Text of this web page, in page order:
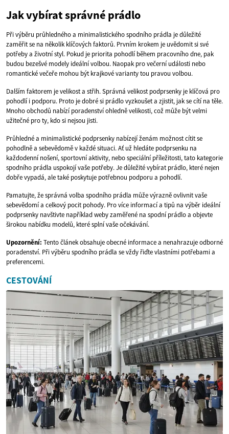
Jak vybírat správné prádlo
Při výběru průhledného a minimalistického spodního prádla je důležité
zaměřit se na několik klíčových faktorů. Prvním krokem je uvědomit si své
potřeby a životní styl. Pokud je priorita pohodlí během pracovního dne, pak
budou bezešvé modely ideální volbou. Naopak pro večerní události nebo
romantické večeře mohou být krajkové varianty tou pravou volbou.
Dalším faktorem je velikost a střih. Správná velikost podprsenky je klíčová pro
pohodlí i podporu. Proto je dobré si prádlo vyzkoušet a zjistit, jak se cítí na těle.
Mnoho obchodů nabízí poradenství ohledně velikosti, což může být velmi
užitečné pro ty, kdo si nejsou jisti.
Průhledné a minimalistické podprsenky nabízejí ženám možnost cítit se
pohodlně a sebevědomě v každé situaci. Ať už hledáte podprsenku na
každodenní nošení, sportovní aktivity, nebo speciální příležitosti, tato kategorie
spodního prádla uspokojí vaše potřeby. Je důležité vybírat prádlo, které nejen
dobře vypadá, ale také poskytuje potřebnou podporu a pohodlí.
Pamatujte, že správná volba spodního prádla může výrazně ovlivnit vaše
sebevědomí a celkový pocit pohody. Pro více informací a tipů na výběr ideální
podprsenky navštivte například weby zaměřené na spodní prádlo a objevte
širokou nabídku modelů, které splní vaše očekávání.
Upozornění: Tento článek obsahuje obecné informace a nenahrazuje odborné
poradenství. Při výběru spodního prádla se vždy řiďte vlastními potřebami a
preferencemi.
CESTOVÁNÍ